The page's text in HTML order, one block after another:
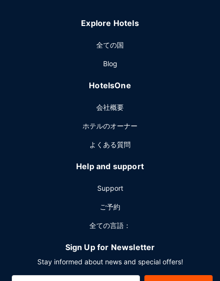
Explore Hotels
全ての国
Blog
HotelsOne
会社概要
ホテルのオーナー
よくある質問
Help and support
Support
ご予約
全ての言語：
Sign Up for Newsletter
Stay informed about news and special offers!